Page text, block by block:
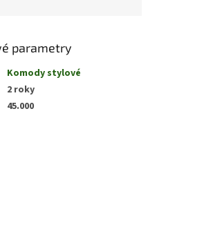
parametry
Komody stylové
2 roky
45.000